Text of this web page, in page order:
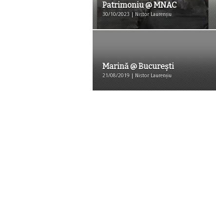
Patrimoniu @ MNAC
30/10/2023 | Nistor Laurențiu
Marină @ București
21/08/2019 | Nistor Laurențiu